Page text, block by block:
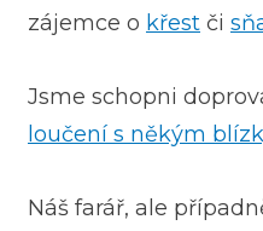
zájemce o křest či
Jsme schopni
loučení s někým
Náš farář, ale